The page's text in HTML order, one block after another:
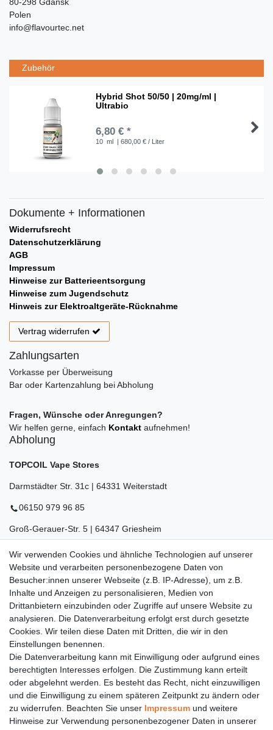
Polen
info@flavourtec.net
Zubehör
Hybrid Shot 50/50 | 20mg/ml |
Ultrabio
6,80 € *
10 ml | 680,00 € / Liter
Dokumente + Informationen
Widerrufsrecht
Datenschutzerklärung
AGB
Impressum
Hinweise zur Batterieentsorgung
Hinweise zum Jugendschutz
Hinweis zur Elektroaltgeräte-Rücknahme
Vertrag widerrufen
Zahlungsarten
Vorkasse per Überweisung
Bar oder Kartenzahlung bei Abholung
Fragen, Wünsche oder Anregungen?
Wir helfen gerne, einfach Kontakt aufnehmen!
Abholung
TOPCOIL Vape Stores
Darmstädter Str. 31c | 64331 Weiterstadt
06150 979 96 85
Groß-Gerauer-Str. 5 | 64347 Griesheim
06155 834 88 58
Eberstädter Str. 21 | 64319 Pfungstadt
06157 984 88 55
Öffnungszeiten finden Sie hier: www.topcoil.de
E-MAIL **
Newsletter
Honig
Hiermit bestätige ich, dass ich dieDaten­schutz­erklärunggelesen habe.
Meine Einwilligung kann ich jederzeit widerrufen.**
Abonnieren
Wir verwenden Cookies und ähnliche Technologien auf unserer
Website und verarbeiten personenbezogene Daten von
Besucher:innen unserer Webseite (z.B. IP-Adresse), um z.B.
Inhalte und Anzeigen zu personalisieren, Medien von
Drittanbietern einzubinden oder Zugriffe auf unsere Website zu
analysieren. Die Datenverarbeitung erfolgt erst durch gesetzte
Cookies. Wir teilen diese Daten mit Dritten, die wir in den
Einstellungen benennen.
Die Datenverarbeitung kann mit Einwilligung oder aufgrund eines
berechtigten Interesses erfolgen. Die Zustimmung kann erteilt
oder abgelehnt werden. Es besteht das Recht, nicht einzuwilligen
und die Einwilligung zu einem späteren Zeitpunkt zu ändern oder
zu widerrufen. Beachten Sie unser Impressum und weitere
Hinweise zur Verwendung personenbezogener Daten in unserer